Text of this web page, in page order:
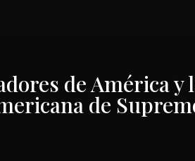
de América y
de